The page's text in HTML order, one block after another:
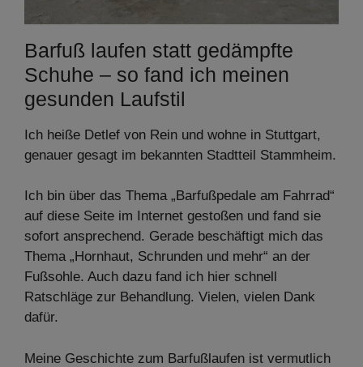
Barfuß laufen statt gedämpfte
Schuhe – so fand ich meinen
gesunden Laufstil
Ich heiße Detlef von Rein und wohne in Stuttgart,
genauer gesagt im bekannten Stadtteil Stammheim.
Ich bin über das Thema „Barfußpedale am Fahrrad“
auf diese Seite im Internet gestoßen und fand sie
sofort ansprechend. Gerade beschäftigt mich das
Thema „Hornhaut, Schrunden und mehr“ an der
Fußsohle. Auch dazu fand ich hier schnell
Ratschläge zur Behandlung. Vielen, vielen Dank
dafür.
Meine Geschichte zum Barfußlaufen ist vermutlich